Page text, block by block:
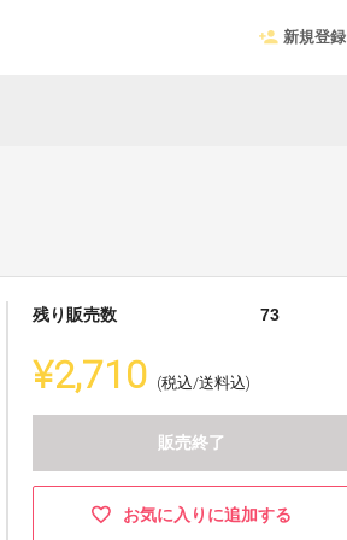
新規登録
残り販売数 73
¥2,710 (税込/送料込)
販売終了
お気に入りに追加する